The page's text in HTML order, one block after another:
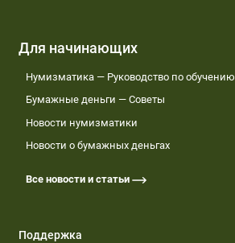
Для начинающих
Нумизматика — Руководство по обучению
Бумажные деньги — Советы
Новости нумизматики
Новости о бумажных деньгах
Все новости и статьи
Поддержка